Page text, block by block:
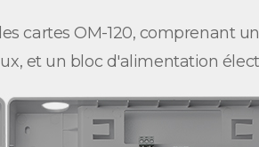
cartes OM-120, comprenant
et un bloc d'alimentation